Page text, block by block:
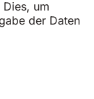
um
der Daten